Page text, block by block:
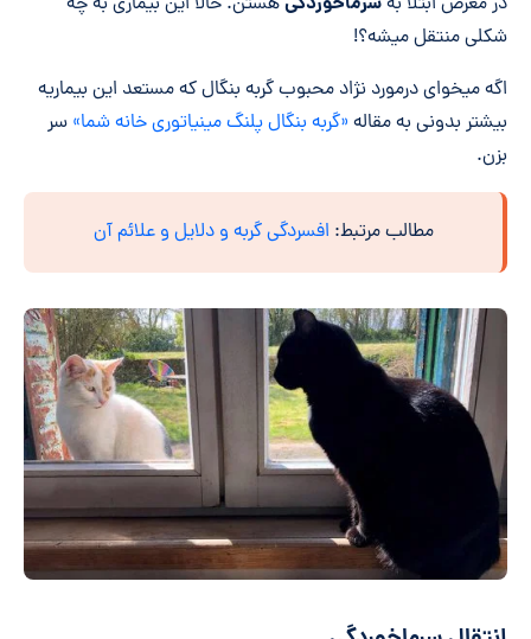
شکلی منتقل میشه؟!
اگه میخوای درمورد نژاد محبوب گربه بنگال که مستعد این بیماریه
بیشتر بدونی به مقاله «گربه بنگال پلنگ مینیاتوری خانه شما» سر
بزن.
مطالب مرتبط: افسردگی گربه و دلایل و علائم آن